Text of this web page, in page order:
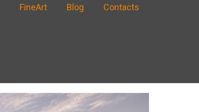
FineArt Blog Contacts